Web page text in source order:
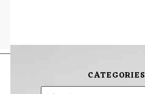
CATEGORIES